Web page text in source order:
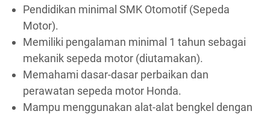
Pendidikan minimal SMK Otomotif (Sepeda
Motor).
Memiliki pengalaman minimal 1 tahun sebagai
mekanik sepeda motor (diutamakan).
Memahami dasar-dasar perbaikan dan
perawatan sepeda motor Honda.
Mampu menggunakan alat-alat bengkel dengan